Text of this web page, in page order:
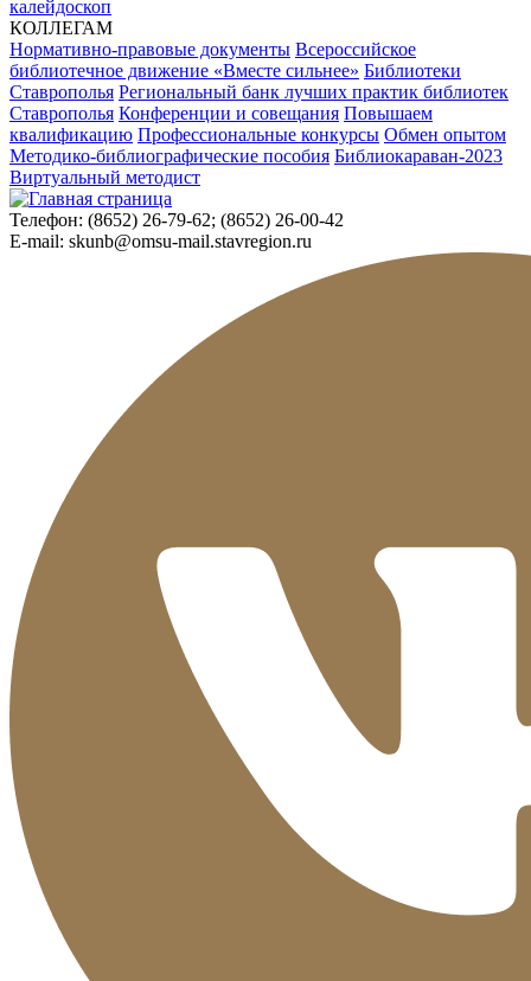
калейдоскоп
КОЛЛЕГАМ
Нормативно-правовые документы Всероссийское
библиотечное движение «Вместе сильнее» Библиотеки
Ставрополья Региональный банк лучших практик библиотек
Ставрополья Конференции и совещания Повышаем
квалификацию Профессиональные конкурсы Обмен опытом
Методико-библиографические пособия Библиокараван-2023
Виртуальный методист
Телефон: (8652) 26-79-62; (8652) 26-00-42
E-mail: skunb@omsu-mail.stavregion.ru